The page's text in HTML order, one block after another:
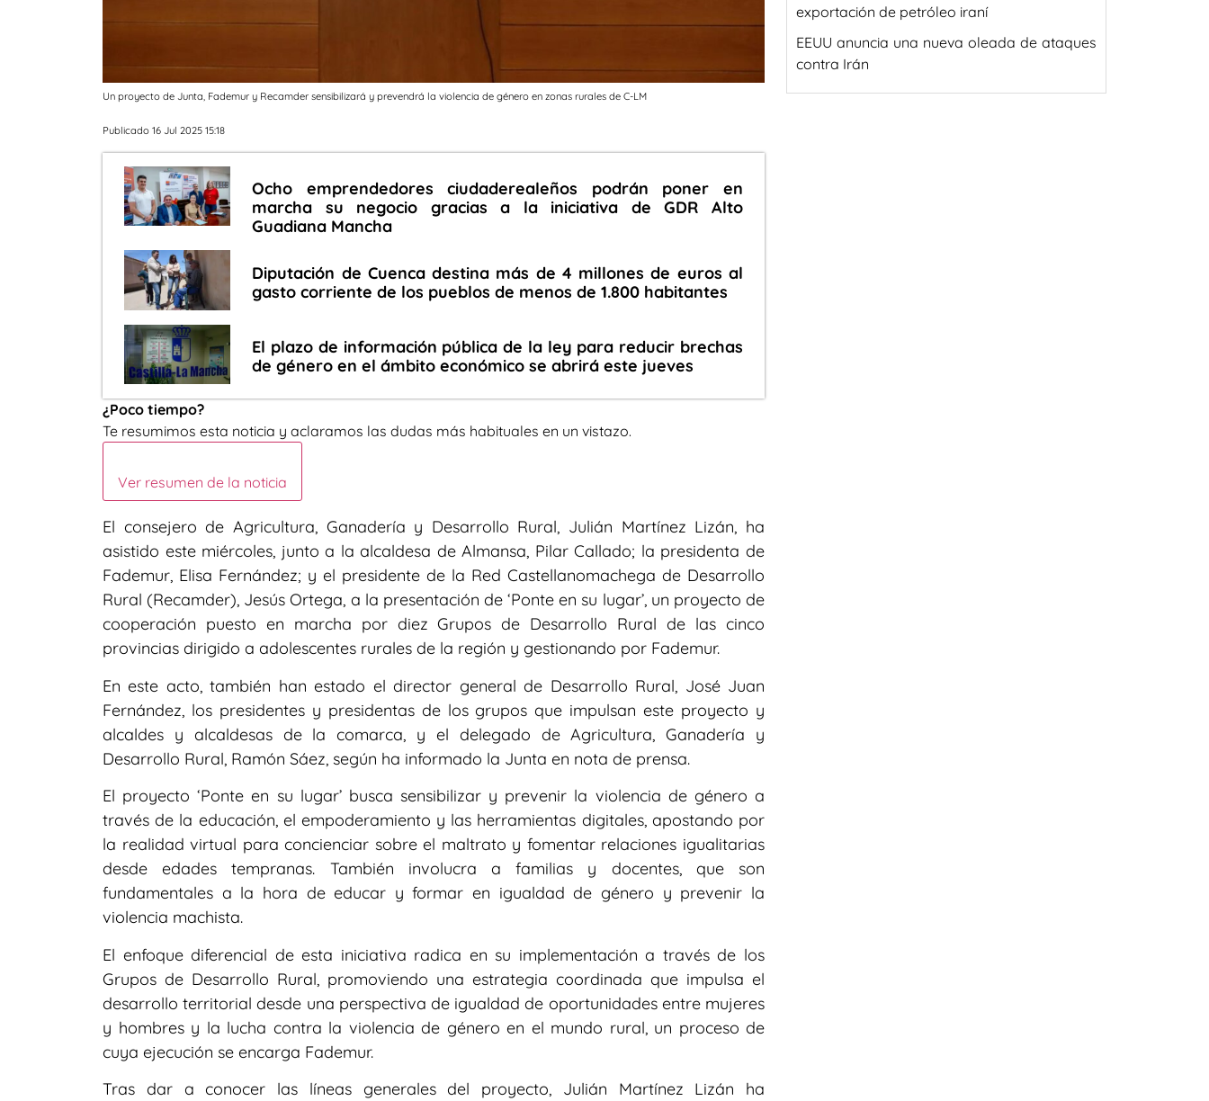
Un proyecto de Junta, Fademur y Recamder sensibilizará y prevendrá la violencia de género en zonas rurales de C-LM
Publicado 16 Jul 2025 15:18
Ocho emprendedores ciudaderealeños podrán poner en
marcha su negocio gracias a la iniciativa de GDR Alto
Guadiana Mancha
Diputación de Cuenca destina más de 4 millones de euros al
gasto corriente de los pueblos de menos de 1.800 habitantes
El plazo de información pública de la ley para reducir brechas
de género en el ámbito económico se abrirá este jueves
¿Poco tiempo?
Te resumimos esta noticia y aclaramos las dudas más habituales en un vistazo.
Ver resumen de la noticia
El consejero de Agricultura, Ganadería y Desarrollo Rural, Julián Martínez Lizán, ha
asistido este miércoles, junto a la alcaldesa de Almansa, Pilar Callado; la presidenta de
Fademur, Elisa Fernández; y el presidente de la Red Castellanomachega de Desarrollo
Rural (Recamder), Jesús Ortega, a la presentación de ‘Ponte en su lugar’, un proyecto de
cooperación puesto en marcha por diez Grupos de Desarrollo Rural de las cinco
provincias dirigido a adolescentes rurales de la región y gestionando por Fademur.
En este acto, también han estado el director general de Desarrollo Rural, José Juan
Fernández, los presidentes y presidentas de los grupos que impulsan este proyecto y
alcaldes y alcaldesas de la comarca, y el delegado de Agricultura, Ganadería y
Desarrollo Rural, Ramón Sáez, según ha informado la Junta en nota de prensa.
El proyecto ‘Ponte en su lugar’ busca sensibilizar y prevenir la violencia de género a
través de la educación, el empoderamiento y las herramientas digitales, apostando por
la realidad virtual para concienciar sobre el maltrato y fomentar relaciones igualitarias
desde edades tempranas. También involucra a familias y docentes, que son
fundamentales a la hora de educar y formar en igualdad de género y prevenir la
violencia machista.
El enfoque diferencial de esta iniciativa radica en su implementación a través de los
Grupos de Desarrollo Rural, promoviendo una estrategia coordinada que impulsa el
desarrollo territorial desde una perspectiva de igualdad de oportunidades entre mujeres
y hombres y la lucha contra la violencia de género en el mundo rural, un proceso de
cuya ejecución se encarga Fademur.
Tras dar a conocer las líneas generales del proyecto, Julián Martínez Lizán ha
exportación de petróleo iraní
EEUU anuncia una nueva oleada de ataques
contra Irán